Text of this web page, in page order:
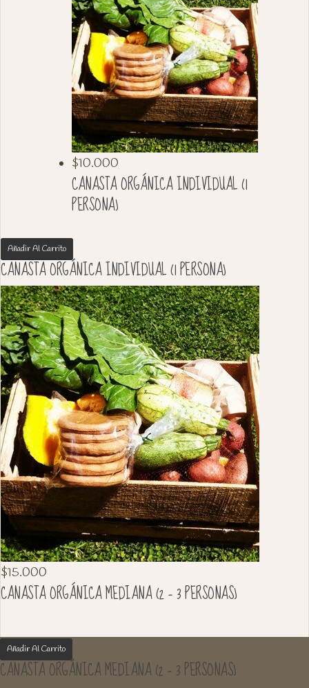
$10.000
CANASTA ORGÁNICA INDIVIDUAL (1
PERSONA)
Añadir Al Carrito
CANASTA ORGÁNICA INDIVIDUAL (1 PERSONA)
$15.000
CANASTA ORGÁNICA MEDIANA (2 – 3 PERSONAS)
Añadir Al Carrito
CANASTA ORGÁNICA MEDIANA (2 – 3 PERSONAS)